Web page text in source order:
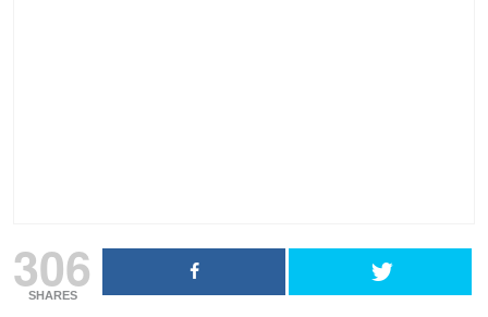
306
SHARES